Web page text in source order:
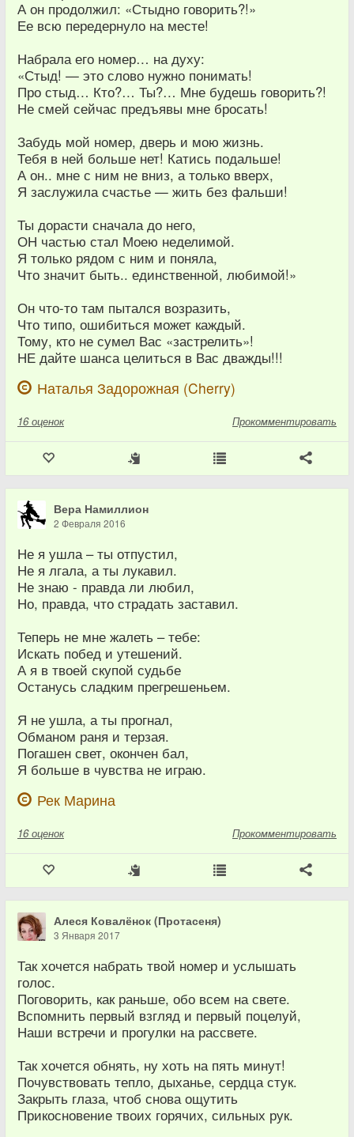
А он продолжил: «Стыдно говорить?!»
Ее всю передернуло на месте!
Набрала его номер… на духу:
«Стыд! — это слово нужно понимать!
Про стыд… Кто?… Ты?… Мне будешь говорить?!
Не смей сейчас предъявы мне бросать!
Забудь мой номер, дверь и мою жизнь.
Тебя в ней больше нет! Катись подальше!
А он.. мне с ним не вниз, а только вверх,
Я заслужила счастье — жить без фальши!
Ты дорасти сначала до него,
ОН частью стал Моею неделимой.
Я только рядом с ним и поняла,
Что значит быть.. единственной, любимой!»
Он что-то там пытался возразить,
Что типо, ошибиться может каждый.
Тому, кто не сумел Вас «застрелить»!
НЕ дайте шанса целиться в Вас дважды!!!
Наталья Задорожная (Cherry)
16 оценок Прокомментировать
Вера Намиллион
2 Февраля 2016
Не я ушла – ты отпустил,
Не я лгала, а ты лукавил.
Не знаю - правда ли любил,
Но, правда, что страдать заставил.
Теперь не мне жалеть – тебе:
Искать побед и утешений.
А я в твоей скупой судьбе
Останусь сладким прегрешеньем.
Я не ушла, а ты прогнал,
Обманом раня и терзая.
Погашен свет, окончен бал,
Я больше в чувства не играю.
Рек Марина
16 оценок Прокомментировать
Алеся Ковалёнок (Протасеня)
3 Января 2017
Так хочется набрать твой номер и услышать
голос.
Поговорить, как раньше, обо всем на свете.
Вспомнить первый взгляд и первый поцелуй,
Наши встречи и прогулки на рассвете.
Так хочется обнять, ну хоть на пять минут!
Почувствовать тепло, дыханье, сердца стук.
Закрыть глаза, чтоб снова ощутить
Прикосновение твоих горячих, сильных рук.